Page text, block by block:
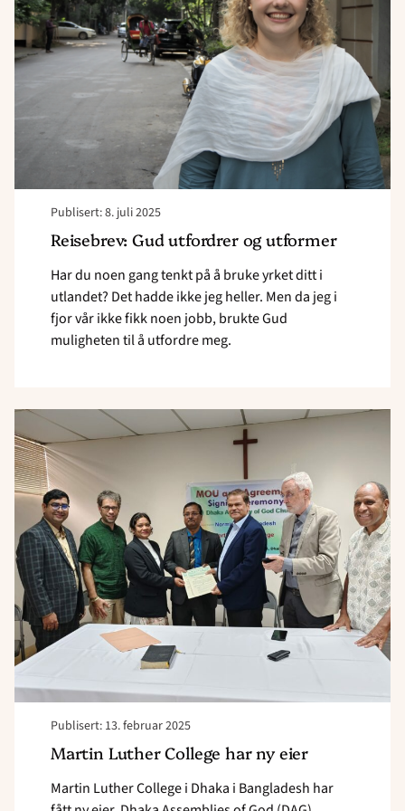
Publisert: 8. juli 2025
Reisebrev: Gud utfordrer og utformer
Har du noen gang tenkt på å bruke yrket ditt i
utlandet? Det hadde ikke jeg heller. Men da jeg i
fjor vår ikke fikk noen jobb, brukte Gud
muligheten til å utfordre meg.
og
utformer</strong>"
Publisert: 13. februar 2025
Martin Luther College har ny eier
Martin Luther College i Dhaka i Bangladesh har
Read
article
<strong>Martin
Luther
College
har
fått
ny
eier</strong>"